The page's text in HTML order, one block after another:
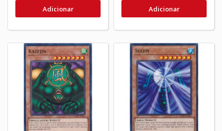
Adicionar Adicionar